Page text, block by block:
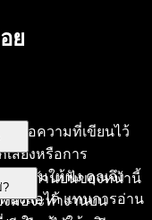
ย
ยนข้อความที่เขียนไว้
เสียงหรือการ
อความให้ฟัง คุณจึง
นังสือได้ แทนการอ่าน
งมือด้านบนของหน้านี้
งมือจะทำงานบน
?